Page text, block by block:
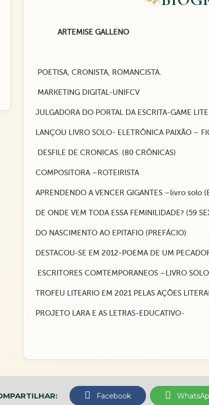
ARTEMISE GALLENO
POETISA, CRONISTA, ROMANCISTA.
MARKETING DIGITAL-UNIFCV
JULGADORA DO PORTAL DA ESCRITA-GAME
LANÇOU LIVRO SOLO- ELETRÔNICA PAIXÃO –
DESFILE DE CRONICAS. (80 CRÔNICAS)
COMPOSITORA –ROTEIRISTA
APRENDENDO A VENCER GIGANTES –livro solo
DE ONDE VEM TODA ESSA FEMINILIDADE? (59
DO NASCIMENTO AO EPITAFIO (PREFÁCIO)
DESTACOU-SE EM 2012-POEMA DE UM
ESCRITORES COMTEMPORANEOS –LIVRO
TROFEU LITEARIO EM 2021 PELAS AÇÕES
PROJETO LARA E AS LETRAS-EDUCATIVO-
Facebook